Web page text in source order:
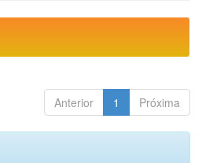
Anterior 1 Próxima